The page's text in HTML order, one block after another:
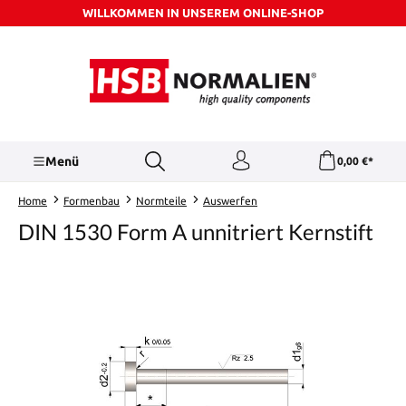
Zum Hauptinhalt springenWILLKOMMEN IN UNSEREM ONLINE-SHOP
Menü 0,00 €*
Home Formenbau Normteile Auswerfen
DIN 1530 Form A unnitriert Kernstift